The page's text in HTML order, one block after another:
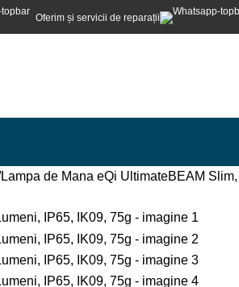
Oferim și servicii de reparații
Lampa de Mana eQi UltimateBEAM